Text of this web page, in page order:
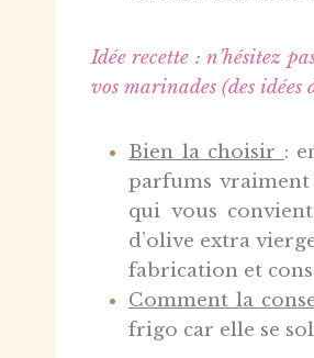
Idée recette : n’hésitez
vos marinades (des idées
Bien la choisir : e
parfums
qui vous
d’olive extra
fabrication et
Comment la
frigo car elle se